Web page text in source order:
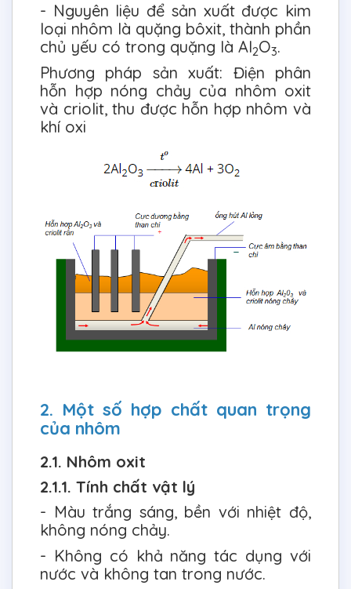
- Nguyên liệu để sản xuất được kim
loại nhôm là quặng bôxit, thành phần
chủ yếu có trong quặng là Al2O3.
Phương pháp sản xuất: Điện phân
hỗn hợp nóng chảy của nhôm oxit
và criolit, thu được hỗn hợp nhôm và
khí oxi
2. Một số hợp chất quan trọng
của nhôm
2.1. Nhôm oxit
2.1.1. Tính chất vật lý
- Màu trắng sáng, bền với nhiệt độ,
không nóng chảy.
- Không có khả năng tác dụng với
nước và không tan trong nước.